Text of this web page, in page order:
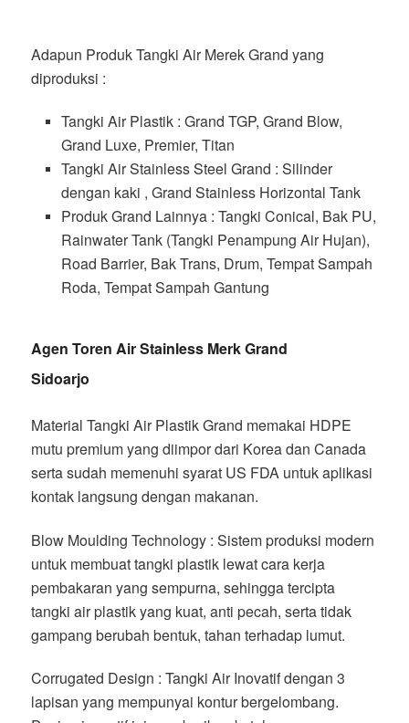
Adapun Produk Tangki Air Merek Grand yang
diproduksi :
Tangki Air Plastik : Grand TGP, Grand Blow,
Grand Luxe, Premier, Titan
Tangki Air Stainless Steel Grand : Silinder
dengan kaki , Grand Stainless Horizontal Tank
Produk Grand Lainnya : Tangki Conical, Bak PU,
Rainwater Tank (Tangki Penampung Air Hujan),
Road Barrier, Bak Trans, Drum, Tempat Sampah
Roda, Tempat Sampah Gantung
Agen Toren Air Stainless Merk Grand
Sidoarjo
Material Tangki Air Plastik Grand memakai HDPE
mutu premium yang diimpor dari Korea dan Canada
serta sudah memenuhi syarat US FDA untuk aplikasi
kontak langsung dengan makanan.
Blow Moulding Technology : Sistem produksi modern
untuk membuat tangki plastik lewat cara kerja
pembakaran yang sempurna, sehingga tercipta
tangki air plastik yang kuat, anti pecah, serta tidak
gampang berubah bentuk, tahan terhadap lumut.
Corrugated Design : Tangki Air Inovatif dengan 3
lapisan yang mempunyai kontur bergelombang.